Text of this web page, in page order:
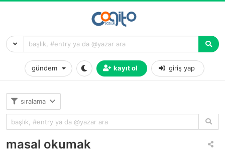
gündem kayıt ol giriş yap
sıralama
masal okumak